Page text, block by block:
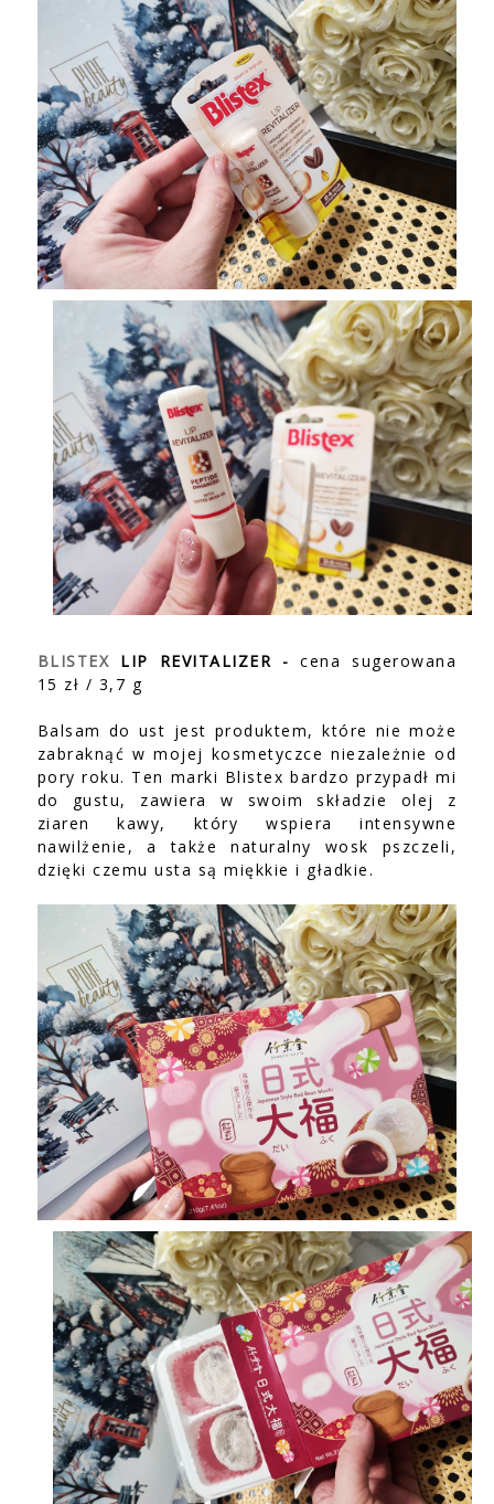
BLISTEX LIP REVITALIZER - cena sugerowana
15 zł / 3,7 g
Balsam do ust jest produktem, które nie może
zabraknąć w mojej kosmetyczce niezależnie od
pory roku. Ten marki Blistex bardzo przypadł mi
do gustu, zawiera w swoim składzie olej z
ziaren kawy, który wspiera intensywne
nawilżenie, a także naturalny wosk pszczeli,
dzięki czemu usta są miękkie i gładkie.